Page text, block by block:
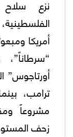
نزع سلاح
أمريكا
أورتاجوس”
ترامب،
مشروعاً
زحف